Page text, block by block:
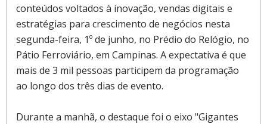
conteúdos voltados à inovação, vendas digitais e
estratégias para crescimento de negócios nesta
segunda-feira, 1º de junho, no Prédio do Relógio, no
Pátio Ferroviário, em Campinas. A expectativa é que
mais de 3 mil pessoas participem da programação
ao longo dos três dias de evento.
Durante a manhã, o destaque foi o eixo "Gigantes